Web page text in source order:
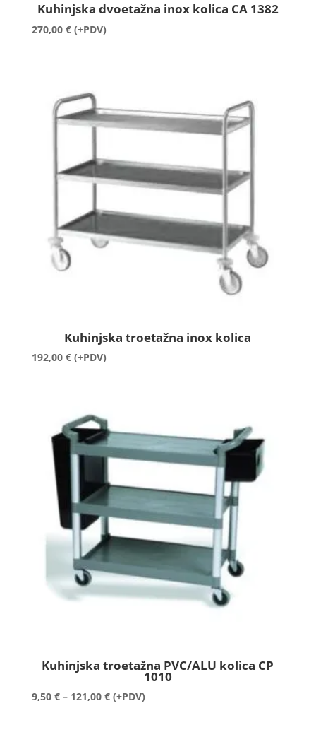
Kuhinjska dvoetažna inox kolica CA 1382
270,00 € (+PDV)
Kuhinjska troetažna inox kolica
192,00 € (+PDV)
Kuhinjska troetažna PVC/ALU kolica CP
1010
9,50 € – 121,00 €Raspon
(+PDV)